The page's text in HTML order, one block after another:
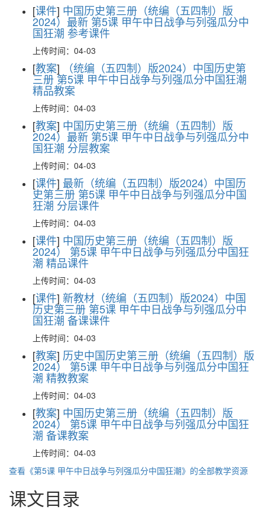
[课件] 中国历史第三册（统编（五四制）版
2024）最新 第5课 甲午中日战争与列强瓜分中
国狂潮 参考课件
上传时间：04-03
[教案] （统编（五四制）版2024）中国历史第
三册 第5课 甲午中日战争与列强瓜分中国狂潮
精品教案
上传时间：04-03
[教案] 中国历史第三册（统编（五四制）版
2024）最新 第5课 甲午中日战争与列强瓜分中
国狂潮 分层教案
上传时间：04-03
[课件] 最新（统编（五四制）版2024）中国历
史第三册 第5课 甲午中日战争与列强瓜分中国
狂潮 分层课件
上传时间：04-03
[课件] 中国历史第三册（统编（五四制）版
2024） 第5课 甲午中日战争与列强瓜分中国狂
潮 精品课件
上传时间：04-03
[课件] 新教材（统编（五四制）版2024）中国
历史第三册 第5课 甲午中日战争与列强瓜分中
国狂潮 备课课件
上传时间：04-03
[教案] 历史中国历史第三册（统编（五四制）版
2024） 第5课 甲午中日战争与列强瓜分中国狂
潮 精教教案
上传时间：04-03
[教案] 中国历史第三册（统编（五四制）版
2024） 第5课 甲午中日战争与列强瓜分中国狂
潮 备课教案
上传时间：04-03
查看《第5课 甲午中日战争与列强瓜分中国狂潮》的全部教学资源
课文目录